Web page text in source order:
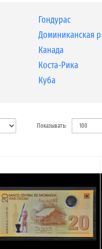
Гондурас
Доминиканская
Канада
Коста-Рика
Куба
Показывать: